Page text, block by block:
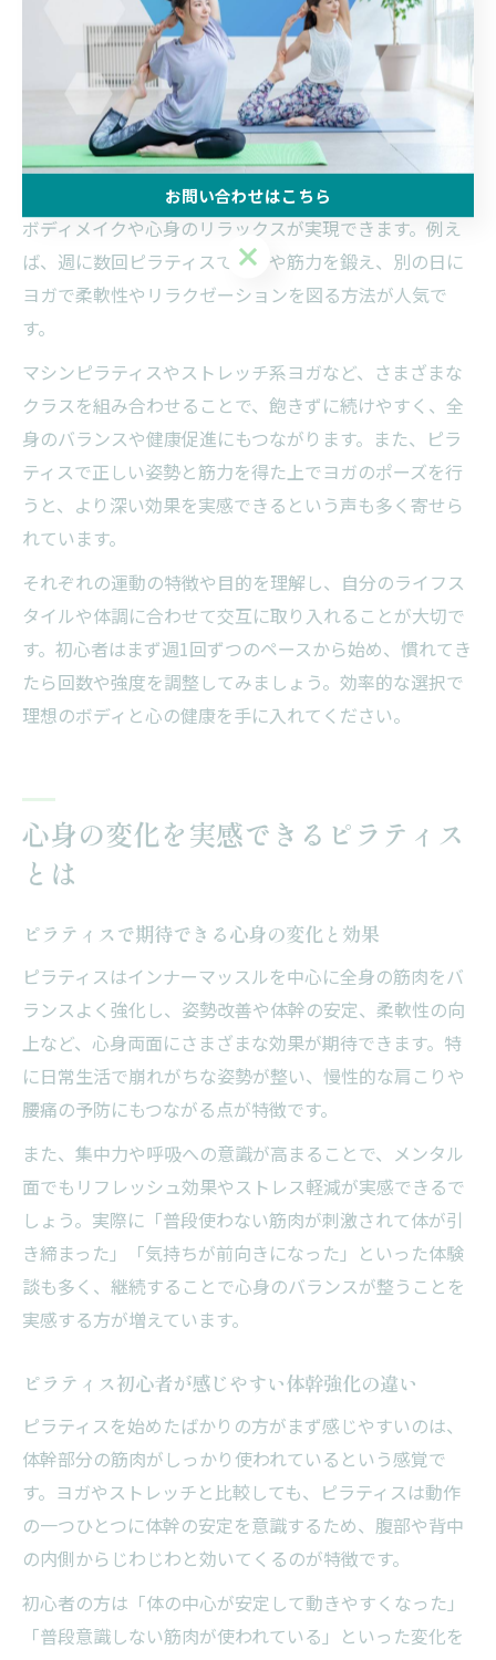
し、自分の目的や身体の状態に合った運動法を選びまし
ヨガピラティス両方を活かした効率的な選択法
ピラティスとヨガは、それぞれ異なる効果と魅力を持っ
ていますが、両方を組み合わせることでさらに効率的な
ボディメイクや心身のリラックスが実現できます。例え
ば、週に数回ピラティスで体幹や筋力を鍛え、別の日に
ヨガで柔軟性やリラクゼーションを図る方法が人気で
す。
マシンピラティスやストレッチ系ヨガなど、さまざまな
クラスを組み合わせることで、飽きずに続けやすく、全
身のバランスや健康促進にもつながります。また、ピラ
ティスで正しい姿勢と筋力を得た上でヨガのポーズを行
うと、より深い効果を実感できるという声も多く寄せら
れています。
それぞれの運動の特徴や目的を理解し、自分のライフス
タイルや体調に合わせて交互に取り入れることが大切で
す。初心者はまず週1回ずつのペースから始め、慣れてき
たら回数や強度を調整してみましょう。効率的な選択で
理想のボディと心の健康を手に入れてください。
心身の変化を実感できるピラティス
とは
ピラティスで期待できる心身の変化と効果
ピラティスはインナーマッスルを中心に全身の筋肉をバ
ランスよく強化し、姿勢改善や体幹の安定、柔軟性の向
上など、心身両面にさまざまな効果が期待できます。特
に日常生活で崩れがちな姿勢が整い、慢性的な肩こりや
腰痛の予防にもつながる点が特徴です。
また、集中力や呼吸への意識が高まることで、メンタル
面でもリフレッシュ効果やストレス軽減が実感できるで
しょう。実際に「普段使わない筋肉が刺激されて体が引
き締まった」「気持ちが前向きになった」といった体験
談も多く、継続することで心身のバランスが整うことを
実感する方が増えています。
ピラティス初心者が感じやすい体幹強化の違い
ピラティスを始めたばかりの方がまず感じやすいのは、
体幹部分の筋肉がしっかり使われているという感覚で
す。ヨガやストレッチと比較しても、ピラティスは動作
の一つひとつに体幹の安定を意識するため、腹部や背中
の内側からじわじわと効いてくるのが特徴です。
初心者の方は「体の中心が安定して動きやすくなった」
「普段意識しない筋肉が使われている」といった変化を
お問い合わせはこちら
お問い合わせはこちら